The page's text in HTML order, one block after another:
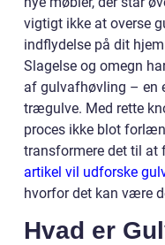
vigtigt ikke at overse
indflydelse på dit
Slagelse og omegn
af gulvafhøvling – en
trægulve. Med rette
proces ikke blot
transformere det til at
artikel vil udforske
hvorfor det kan være
Hvad er